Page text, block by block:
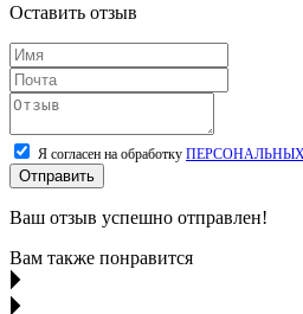
Оставить отзыв
Я согласен на обработку
Отправить
Ваш отзыв успешно отправлен!
Вам также понравится